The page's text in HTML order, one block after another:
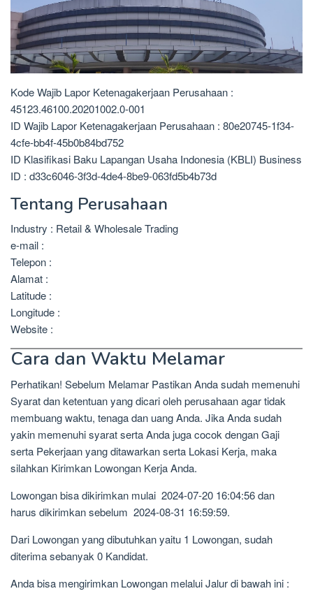
Kode Wajib Lapor Ketenagakerjaan Perusahaan :
45123.46100.20201002.0-001
ID Wajib Lapor Ketenagakerjaan Perusahaan : 80e20745-1f34-
4cfe-bb4f-45b0b84bd752
ID Klasifikasi Baku Lapangan Usaha Indonesia (KBLI) Business
ID : d33c6046-3f3d-4de4-8be9-063fd5b4b73d
Tentang Perusahaan
Industry : Retail & Wholesale Trading
e-mail :
Telepon :
Alamat :
Latitude :
Longitude :
Website :
Cara dan Waktu Melamar
Perhatikan! Sebelum Melamar Pastikan Anda sudah memenuhi
Syarat dan ketentuan yang dicari oleh perusahaan agar tidak
membuang waktu, tenaga dan uang Anda. Jika Anda sudah
yakin memenuhi syarat serta Anda juga cocok dengan Gaji
serta Pekerjaan yang ditawarkan serta Lokasi Kerja, maka
silahkan Kirimkan Lowongan Kerja Anda.
Lowongan bisa dikirimkan mulai 2024-07-20 16:04:56 dan
harus dikirimkan sebelum 2024-08-31 16:59:59.
Dari Lowongan yang dibutuhkan yaitu 1 Lowongan, sudah
diterima sebanyak 0 Kandidat.
Anda bisa mengirimkan Lowongan melalui Jalur di bawah ini :